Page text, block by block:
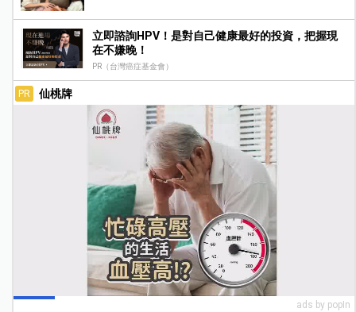
立即諮詢HPV！是對自己健康最好的投資，把握現
在不嫌晚！
PR（台灣癌症基金會）
PR 仙桃牌
ads by popIn